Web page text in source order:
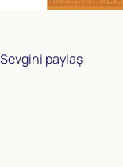
Sevgini paylaş